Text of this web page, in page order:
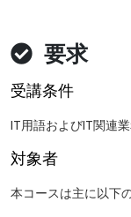
要求
受講条件
IT用語およびIT関連
対象者
本コースは主に以下